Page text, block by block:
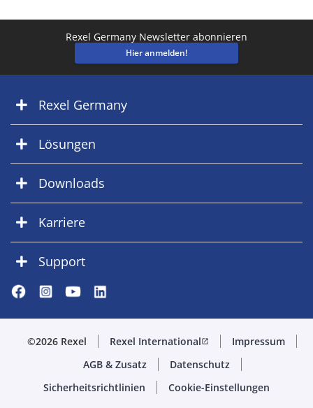
Rexel Germany Newsletter abonnieren
Hier anmelden!
Rexel Germany
Lösungen
Downloads
Karriere
Support
©2026 Rexel Rexel Internationalopen_in_new
Impressum
AGB & Zusatz
Datenschutz
Sicherheitsrichtlinien
Cookie-Einstellungen